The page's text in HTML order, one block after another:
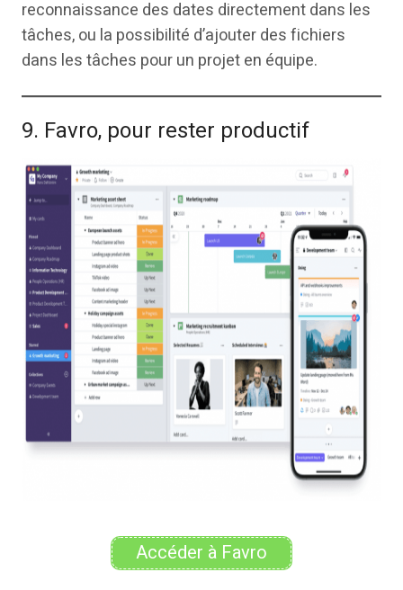
reconnaissance des dates directement dans les
tâches, ou la possibilité d’ajouter des fichiers
dans les tâches pour un projet en équipe.
9. Favro, pour rester productif
Accéder à Favro